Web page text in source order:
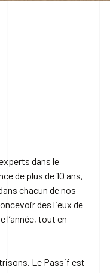
dans le
de plus de 10 ans,
chacun de nos
des lieux de
tout en
Le Passif est